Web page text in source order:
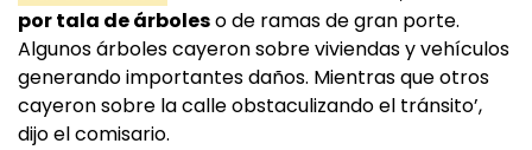
por tala de árboleso de ramas de gran porte.
Algunos árboles cayeron sobre viviendas y vehículos
generando importantes daños. Mientras que otros
cayeron sobre la calle obstaculizando el tránsito’,
dijo el comisario.